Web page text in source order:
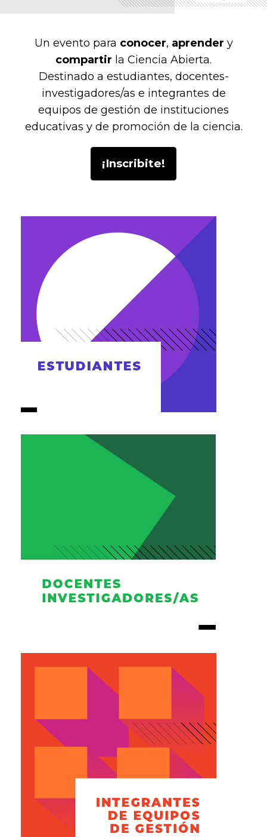
Un evento para conocer, aprender y
compartir la Ciencia Abierta.
Destinado a estudiantes, docentes-
investigadores/as e integrantes de
equipos de gestión de instituciones
educativas y de promoción de la ciencia.
¡Inscribite!